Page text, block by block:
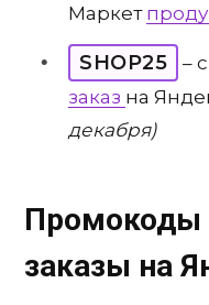
Маркет
SHOP25 –
заказ на
декабря)
Промокоды
заказы на